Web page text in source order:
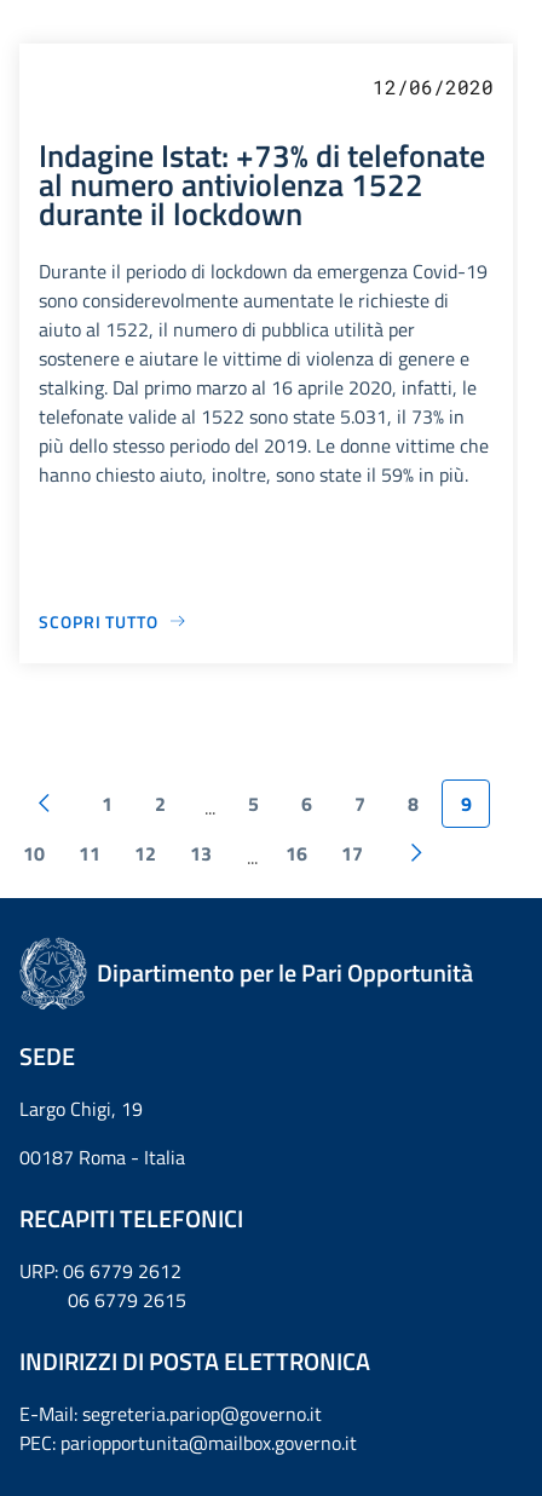
12/06/2020
Indagine Istat: +73% di telefonate
al numero antiviolenza 1522
durante il lockdown
Durante il periodo di lockdown da emergenza Covid-19
sono considerevolmente aumentate le richieste di
aiuto al 1522, il numero di pubblica utilità per
sostenere e aiutare le vittime di violenza di genere e
stalking. Dal primo marzo al 16 aprile 2020, infatti, le
telefonate valide al 1522 sono state 5.031, il 73% in
più dello stesso periodo del 2019. Le donne vittime che
hanno chiesto aiuto, inoltre, sono state il 59% in più.
SCOPRI TUTTO
1 2 ... 5 6 7 8
9
10
11 12 13 ... 16 17
Dipartimento per le Pari Opportunità
SEDE
Largo Chigi, 19
00187 Roma - Italia
RECAPITI TELEFONICI
URP: 06 6779 2612
06 6779 2615
INDIRIZZI DI POSTA ELETTRONICA
E-Mail: segreteria.pariop@governo.it
PEC: pariopportunita@mailbox.governo.it